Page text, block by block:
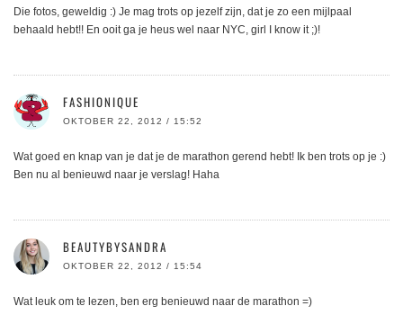
Die fotos, geweldig :) Je mag trots op jezelf zijn, dat je zo een mijlpaal
behaald hebt!! En ooit ga je heus wel naar NYC, girl I know it ;)!
FASHIONIQUE
OKTOBER 22, 2012 / 15:52
Wat goed en knap van je dat je de marathon gerend hebt! Ik ben trots op je :)
Ben nu al benieuwd naar je verslag! Haha
BEAUTYBYSANDRA
OKTOBER 22, 2012 / 15:54
Wat leuk om te lezen, ben erg benieuwd naar de marathon =)